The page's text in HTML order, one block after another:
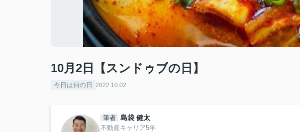
10月2日【スンドゥブの日】
今日は何の日 2022.10.02
筆者 島袋 健太
不動産キャリア5年